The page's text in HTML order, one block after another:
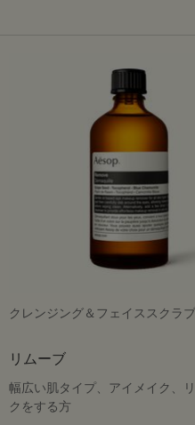
クレンジング＆フェイススクラブ
リムーブ
幅広い肌タイプ、アイメイク、
クをする方